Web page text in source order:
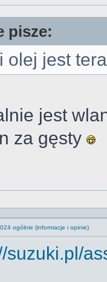
pisze:
olej jest
jest
za gęsty
ogólnie (informacje i opinie)
suzuki.pl/